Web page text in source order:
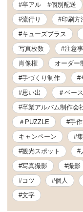
#卒アル #個別配送
#流行り
#印刷方
#キューズプラス
写真枚数
#注意
肖像権
オーダー
#手づくり制作
#
#思い出
＃ベー
#卒業アルバム制作会
＃PUZZLE
#手作
キャンペーン
#
#観光スポット
#
#写真撮影
#撮影
#コツ
#個人
#文字